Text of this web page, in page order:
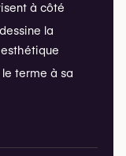
à côté
la
terme à sa